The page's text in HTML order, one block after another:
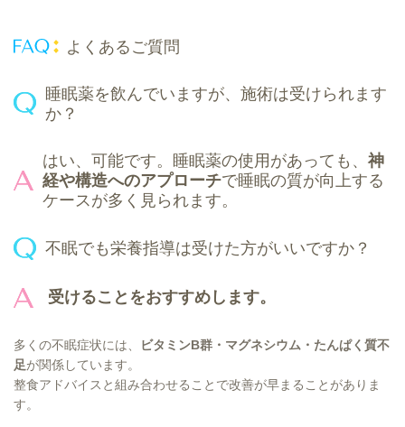
よくあるご質問
睡眠薬を飲んでいますが、施術は受けられます
か？
はい、可能です。睡眠薬の使用があっても、 神
経や構造へのアプローチで睡眠の質が向上する
ケースが多く見られます。
不眠でも栄養指導は受けた方がいいですか？
受けることをおすすめします。
多くの不眠症状には、
ビタミンB群・マグネシウム・たんぱく質不
足が関係しています。
整食アドバイスと組み合わせることで改善が早まることがありま
す。